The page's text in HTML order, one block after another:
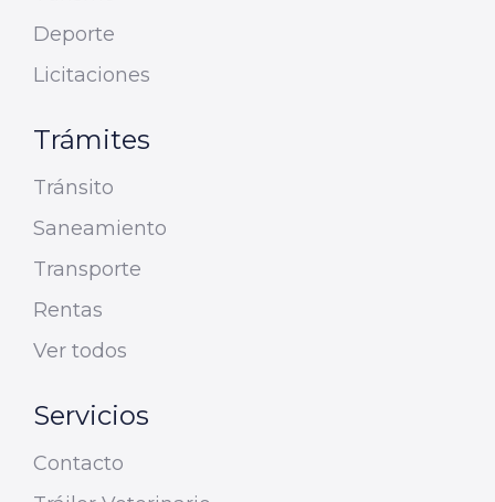
Deporte
Licitaciones
Trámites
Tránsito
Saneamiento
Transporte
Rentas
Ver todos
Servicios
Contacto